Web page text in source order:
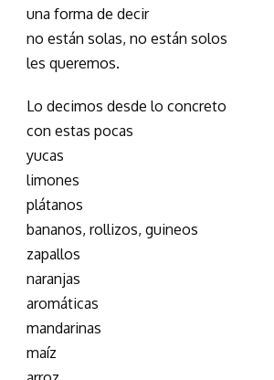
una forma de decir
no están solas, no están solos
les queremos.
Lo decimos desde lo concreto
con estas pocas
yucas
limones
plátanos
bananos, rollizos, guineos
zapallos
naranjas
aromáticas
mandarinas
maíz